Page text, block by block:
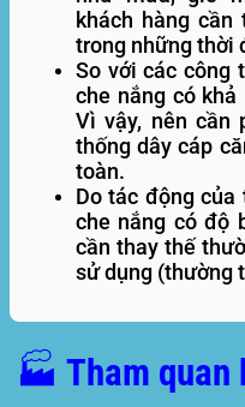
khách hàng
trong những thời
So với các công
che nắng có
Vì vậy, nên cần
thống dây cáp
toàn.
Do tác động
che nắng có độ
cần thay thế
sử dụng (thường
🏭 Tham